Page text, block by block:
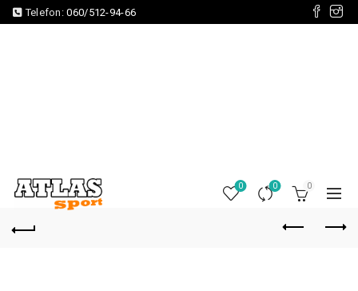
Telefon:060/512-94-66
0 0 0